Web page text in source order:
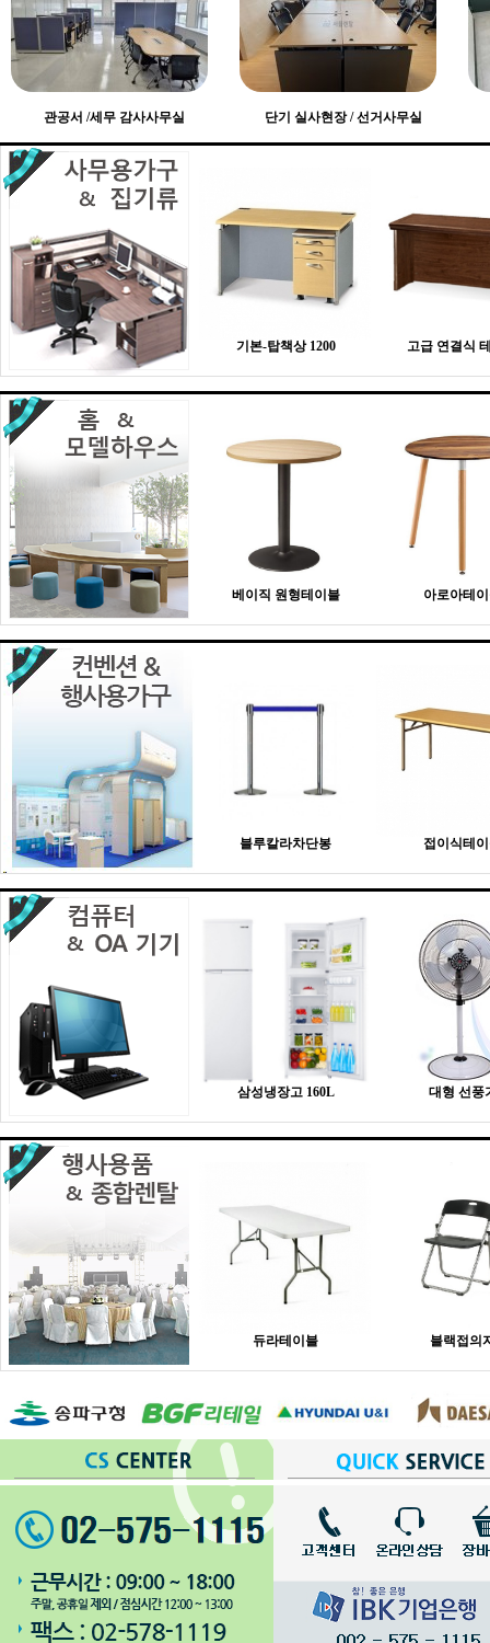
관공서 /세무 감사사무실 단기 실사현장 / 선거사무실
기본-탑책상 1200 고급 연결식
베이직 원형테이블 아로아테
블루칼라차단봉 접이식테
삼성냉장고 160L 대형 선풍
듀라테이블 블랙접의